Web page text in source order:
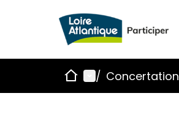
AccueilMenu principal
/